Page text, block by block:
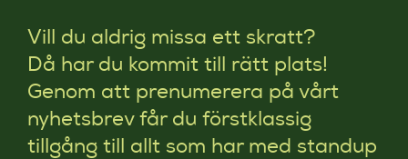
Vill du aldrig missa ett skratt?
Då har du kommit till rätt plats!
Genom att prenumerera på vårt
nyhetsbrev får du förstklassig
tillgång till allt som har med standup